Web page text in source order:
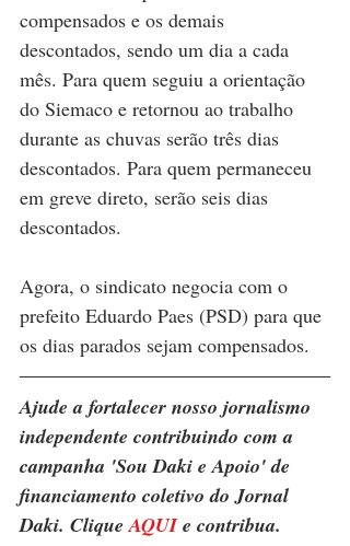
compensados e os demais
descontados, sendo um dia a cada
mês. Para quem seguiu a orientação
do Siemaco e retornou ao trabalho
durante as chuvas serão três dias
descontados. Para quem permaneceu
em greve direto, serão seis dias
descontados.
Agora, o sindicato negocia com o
prefeito Eduardo Paes (PSD) para que
os dias parados sejam compensados.
Ajude a fortalecer nosso jornalismo
independente contribuindo com a
campanha 'Sou Daki e Apoio' de
financiamento coletivo do Jornal
Daki. Clique AQUI e contribua.